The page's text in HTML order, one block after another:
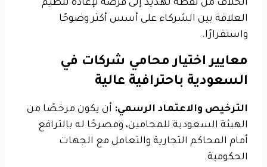
الخلاف من نقطة تهديد إلى فرصة لإعادة تنظيم
العلاقة بين الشركاء على أسس أكثر وضوحًا
واستقرارًا.
معايير اختيار محامي شركات في
السعودية باحترافية عالية
الترخيص والاعتماد الرسمي: أن يكون مرخصًا من
الهيئة السعودية للمحامين، ومصرحًا له بالترافع
أمام المحاكم التجارية والتعامل مع الجهات
الحكومية.